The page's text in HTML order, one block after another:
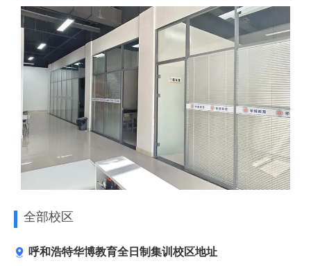
全部校区
呼和浩特华博教育全日制集训校区地址